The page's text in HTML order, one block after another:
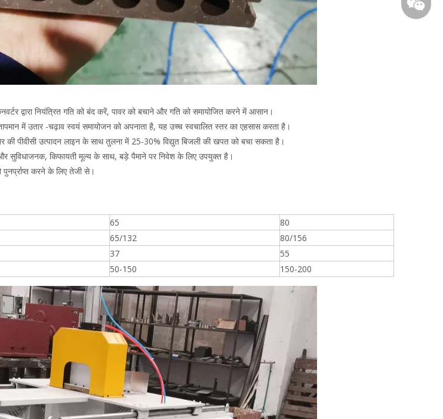
द्वारा नियंत्रित गति को बंद करें, पावर को बचाने और गति को समायोजित करने में आसान।
में उतार -चढ़ाव स्वयं समायोजन को अपनाता है, यह उच्च स्वचालित स्तर का एहसास करता है।
पीवीसी उत्पादन लाइन के साथ तुलना में 25-30% विद्युत बिजली की खपत को बचा सकता है।
किफायती मूल्य के साथ, बड़े पैमाने पर निवेश के लिए उपयुक्त है।
करने के लिए तेजी से।
65
80
65/132
80/156
37
55
50-150 150-200